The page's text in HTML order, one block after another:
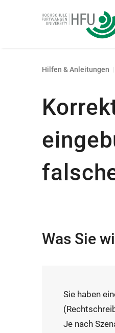
Hochschule
Furtwangen
Hilfen & Anleitungen
Was Sie
Sie haben
Je nach